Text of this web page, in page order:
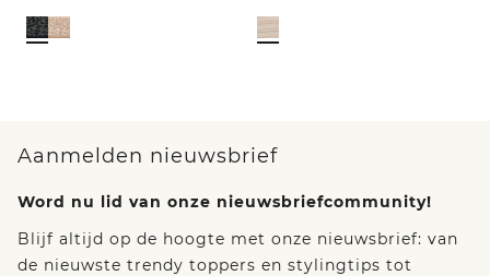
Aanmelden nieuwsbrief
Word nu lid van onze nieuwsbriefcommunity!
Blijf altijd op de hoogte met onze nieuwsbrief: van
de nieuwste trendy toppers en stylingtips tot